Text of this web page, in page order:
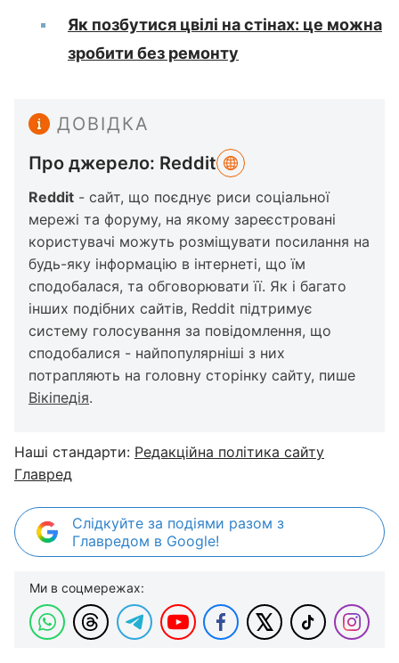
Як позбутися цвілі на стінах: це можна
зробити без ремонту
ДОВІДКА
Про джерело: Reddit
Reddit - сайт, що поєднує риси соціальної
мережі та форуму, на якому зареєстровані
користувачі можуть розміщувати посилання на
будь-яку інформацію в інтернеті, що їм
сподобалася, та обговорювати її. Як і багато
інших подібних сайтів, Reddit підтримує
систему голосування за повідомлення, що
сподобалися - найпопулярніші з них
потрапляють на головну сторінку сайту, пише
Вікіпедія.
Наші стандарти: Редакційна політика сайту
Главред
Слідкуйте за подіями разом з
Главредом в Google!
Ми в соцмережах: